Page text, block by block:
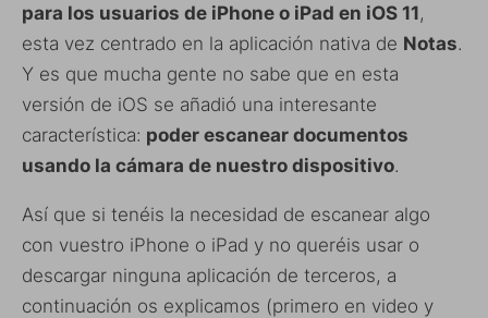
para los usuarios de iPhone o iPad en iOS 11,
esta vez centrado en la aplicación nativa de Notas.
Y es que mucha gente no sabe que en esta
versión de iOS se añadió una interesante
característica: poder escanear documentos
usando la cámara de nuestro dispositivo.
Así que si tenéis la necesidad de escanear algo
con vuestro iPhone o iPad y no queréis usar o
descargar ninguna aplicación de terceros, a
continuación os explicamos (primero en video y